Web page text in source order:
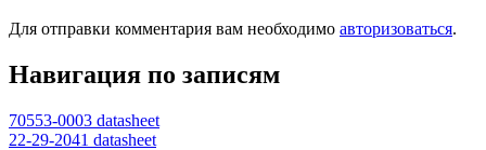
Для отправки комментария вам необходимо авторизоваться.
Навигация по записям
70553-0003 datasheet
22-29-2041 datasheet